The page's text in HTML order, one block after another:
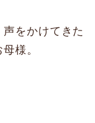
声をかけてきた
様。